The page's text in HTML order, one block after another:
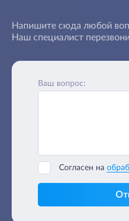
Напишите сюда любой
Наш специалист
Ваш вопрос:
Согласен на